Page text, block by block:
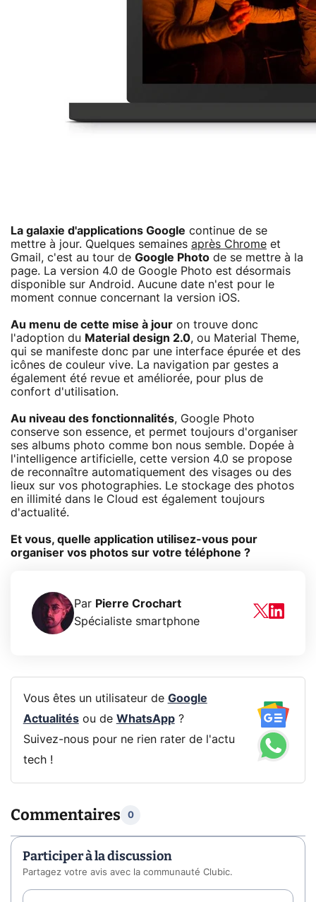
La galaxie d'applications Google continue de se
mettre à jour. Quelques semaines après Chrome et
Gmail, c'est au tour de Google Photo de se mettre à la
page. La version 4.0 de Google Photo est désormais
disponible sur Android. Aucune date n'est pour le
moment connue concernant la version iOS.
Au menu de cette mise à jour on trouve donc
l'adoption du Material design 2.0, ou Material Theme,
qui se manifeste donc par une interface épurée et des
icônes de couleur vive. La navigation par gestes a
également été revue et améliorée, pour plus de
confort d'utilisation.
Au niveau des fonctionnalités, Google Photo
conserve son essence, et permet toujours d'organiser
ses albums photo comme bon nous semble. Dopée à
l'intelligence artificielle, cette version 4.0 se propose
de reconnaître automatiquement des visages ou des
lieux sur vos photographies. Le stockage des photos
en illimité dans le Cloud est également toujours
d'actualité.
Et vous, quelle application utilisez-vous pour
organiser vos photos sur votre téléphone ?
Par Pierre Crochart
Spécialiste smartphone
Vous êtes un utilisateur de Google
Actualitésou de WhatsApp?
Suivez-nous pour ne rien rater de l'actu
tech !
Commentaires 0
Participer à la discussion
Partagez votre avis avec la communauté Clubic.